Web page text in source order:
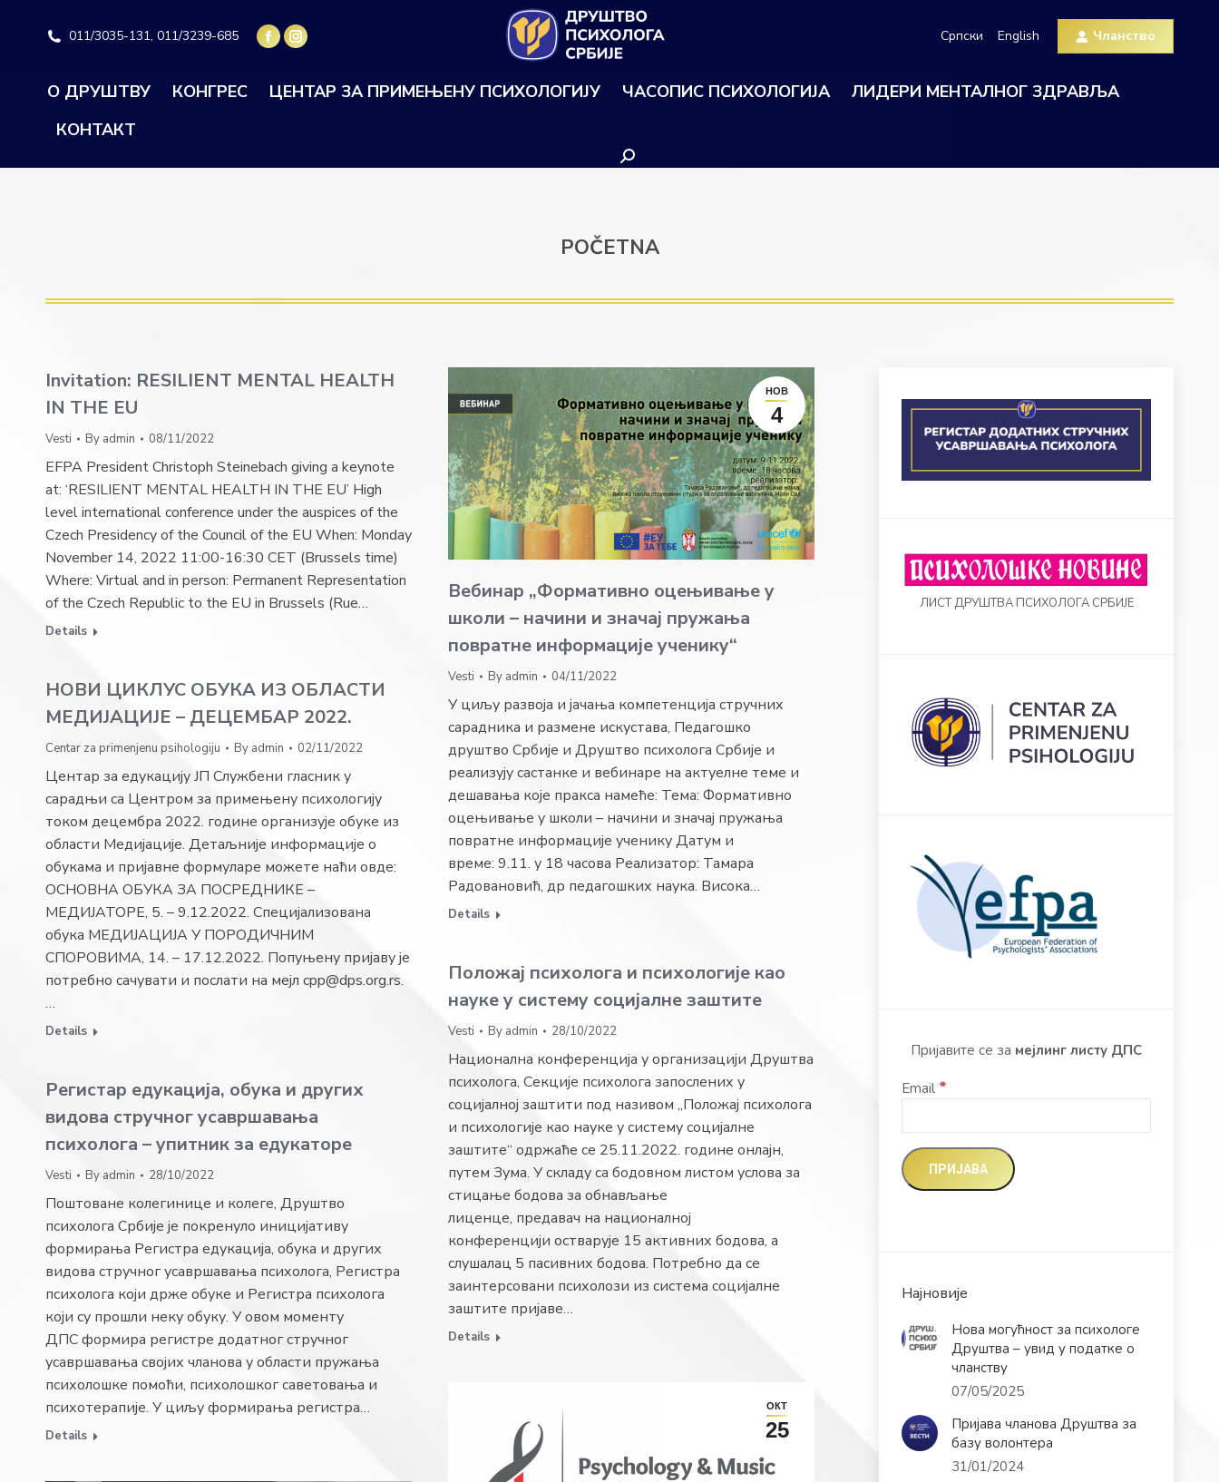
011/3035-131, 011/3239-685 Српски English Чланство
О ДРУШТВУ КОНГРЕС ЦЕНТАР ЗА ПРИМЕЊЕНУ ПСИХОЛОГИЈУ ЧАСОПИС ПСИХОЛОГИЈА
ЛИДЕРИ МЕНТАЛНОГ ЗДРАВЉА
КОНТАКТ
Search:
POČETNA
Invitation: RESILIENT MENTAL HEALTH
IN THE EU
Vesti By admin 08/11/2022
EFPA President Christoph Steinebach giving a keynote
at: ‘RESILIENT MENTAL HEALTH IN THE EU’ High
level international conference under the auspices of the
Czech Presidency of the Council of the EU When: Monday
November 14, 2022 11:00-16:30 CET (Brussels time)
Where: Virtual and in person: Permanent Representation
of the Czech Republic to the EU in Brussels (Rue…
Details
НОВ
4
Вебинар „Формативно оцењивање у
школи – начини и значај пружања
повратне информације ученику“
Vesti By admin 04/11/2022
У циљу развоја и јачања компетенција стручних
сарадника и размене искустава, Педагошко
друштво Србије и Друштво психолога Србије и
реализују састанке и вебинаре на актуелне теме и
дешавања које пракса намеће: Тема: Формативно
оцењивање у школи – начини и значај пружања
повратне информације ученику Датум и
време: 9.11. у 18 часова Реализатор: Тамара
Радовановић, др педагошких наука. Висока…
Details
НОВИ ЦИКЛУС ОБУКА ИЗ ОБЛАСТИ
МЕДИЈАЦИЈЕ – ДЕЦЕМБАР 2022.
Centar za primenjenu psihologiju By admin 02/11/2022
Центар за едукацију ЈП Службени гласник у
сарадњи са Центром за примењену психологију
током децембра 2022. године организује обуке из
области Медијације. Детаљније информације о
обукама и пријавне формуларе можете наћи овде:
ОСНОВНА ОБУКА ЗА ПОСРЕДНИКЕ –
МЕДИЈАТОРЕ, 5. – 9.12.2022. Специјализована
обука МЕДИЈАЦИЈА У ПОРОДИЧНИМ
СПОРОВИМА, 14. – 17.12.2022. Попуњену пријаву је
потребно сачувати и послати на мејл cpp@dps.org.rs.
…
Details
Положај психолога и психологије као
науке у систему социјалне заштите
Vesti By admin 28/10/2022
Национална конференција у организацији Друштва
психолога, Секције психолога запослених у
социјалној заштити под називом „Положај психолога
и психологије као науке у систему социјалне
заштите“ одржаће се 25.11.2022. године онлајн,
путем Зума. У складу са бодовном листом услова за
стицање бодова за обнављање
лиценце, предавач на националној
конференцији остварује 15 активних бодова, а
слушалац 5 пасивних бодова. Потребно да се
заинтерсовани психолози из система социјалне
заштите пријаве…
Details
Регистар едукација, обука и других
видова стручног усавршавања
психолога – упитник за едукаторе
Vesti By admin 28/10/2022
Поштоване колегинице и колеге, Друштво
психолога Србије је покренуло иницијативу
формирања Регистра едукација, обука и других
видова стручног усавршавања психолога, Регистра
психолога који држе обуке и Регистра психолога
који су прошли неку обуку. У овом моменту
ДПС формира регистре додатног стручног
усавршавања својих чланова у области пружања
психолошке помоћи, психолошког саветовања и
психотерапије. У циљу формирања регистра…
Details
ОКТ
25
ЛИСТ ДРУШТВА ПСИХОЛОГА СРБИЈЕ
Пријавите се за мејлинг листу ДПС
Email *
Најновије
Нова могућност за психологе
Друштва – увид у податке о
чланству
07/05/2025
Пријава чланова Друштва за
базу волонтера
31/01/2024